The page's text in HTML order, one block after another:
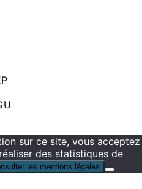
sur ce site, vous acceptez
des statistiques de
les mentions légales